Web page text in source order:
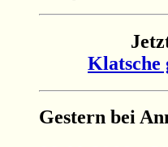
Klatsche
Gestern bei